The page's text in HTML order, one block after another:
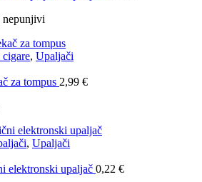
nepunjivi
cigare, Upaljači
za tompus 2,99 €
, Upaljači
elektronski upaljač 0,22 €